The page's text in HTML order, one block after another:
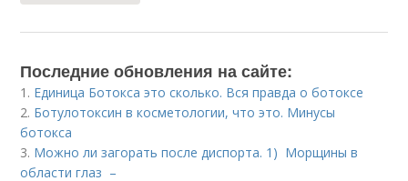
Последние обновления на сайте:
1. Единица Ботокса это сколько. Вся правда о ботоксе
2. Ботулотоксин в косметологии, что это. Минусы
ботокса
3. Можно ли загорать после диспорта. 1) Морщины в
области глаз –